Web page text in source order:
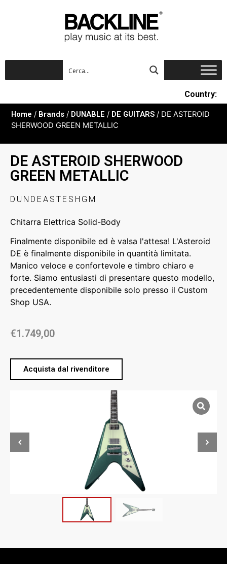
Country:
Home / Brands / DUNABLE / DE GUITARS / DE ASTEROID
SHERWOOD GREEN METALLIC
DE ASTEROID SHERWOOD
GREEN METALLIC
DUNDEASTESHGM
Chitarra Elettrica Solid-Body
Finalmente disponibile ed è valsa l'attesa! L'Asteroid
DE è finalmente disponibile in quantità limitata.
Manico veloce e confortevole e timbro chiaro e
forte. Siamo entusiasti di presentare questo modello,
precedentemente disponibile solo presso il Custom
Shop USA.
€1.749,00
Acquista dal rivenditore